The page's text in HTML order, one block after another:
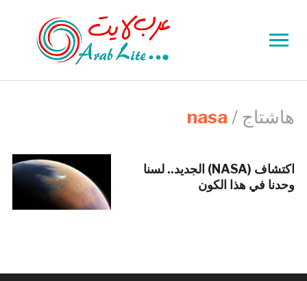
Toggle
navigationهاشتاج / nasa
اكتشاف (NASA) الجديد.. لسنا
وحدنا في هذا الكون